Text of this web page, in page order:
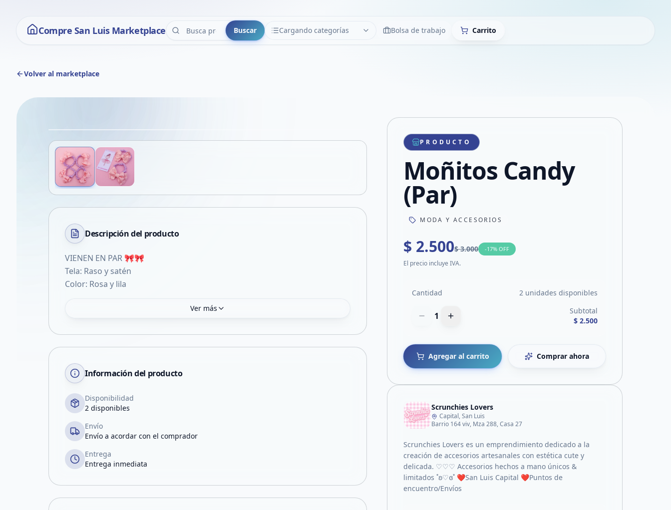
Compre San Luis Marketplace Buscar Cargando categorías
CATEGORÍAS LimpiarBolsa de trabajo Carrito
Volver al marketplace
Compartir producto
Compartir por WhatsApp
Compartir por mail
Compartir en Facebook
Compartir en X
Descripción del producto
VIENEN EN PAR 🎀🎀
Tela: Raso y satén
Color: Rosa y lila
Ver más
Información del producto
Disponibilidad
2 disponibles
Envío
Envío a acordar con el comprador
Entrega
Entrega inmediata
PRODUCTO
Moñitos Candy
(Par)
MODA Y ACCESORIOS
$ 2.500$ 3.000 -17% OFF
El precio incluye IVA.
Cantidad 2 unidades disponibles
1
Subtotal
$ 2.500
Agregar al carrito Comprar ahora
Scrunchies Lovers
Capital, San Luis
Barrio 164 viv, Mza 288, Casa 27
Scrunchies Lovers es un emprendimiento dedicado a la
creación de accesorios artesanales con estética cute y
delicada. ♡♡♡ Accesorios hechos a mano únicos &
limitados ˚ʚ♡ɞ˚ ❤️San Luis Capital ❤️Puntos de
encuentro/Envíos